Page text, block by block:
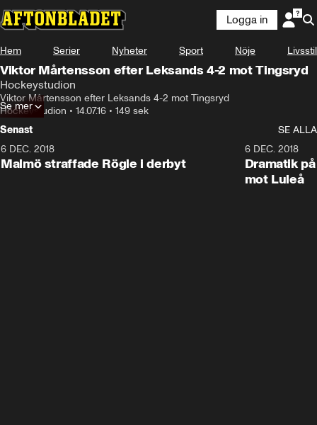
Logga in
Hem Serier Nyheter Sport Nöje Livsstil
Viktor Mårtensson efter Leksands 4-2 mot Tingsryd
Hockeystudion
Viktor Mårtensson efter Leksands 4-2 mot Tingsryd
Hockeystudion • 14.07.16 • 149 sek
Se mer
Senast
SE ALLA
6 DEC. 2018
Malmö straffade Rögle i derbyt
6 DEC. 2018
Dramatik
mot Luleå